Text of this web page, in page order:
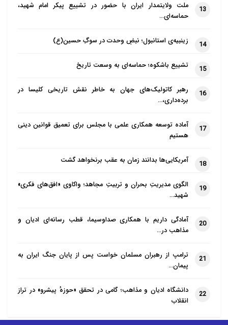
13
ملت ولایتمدار ایران با حضور در تشییع پیکر امام شهید،
حماسه‌ای…
14 زینبیه‌ی استانبول؛ نبضِ وحدت در سوگِ حسین(ع)
15 تشییع باشکوه؛ حماسه‌ای به وسعت تاریخ
16
رهبر کاتولیک‌های جهان به خاطر نقش تاریخی کلیسا در
برده‌داری،…
17
آماده توسعه همکاری علمی با مجلس برای تعمیق قوانین دینی
هستیم
18 آمریکایی‌ها بدانند زمان به عقب برنخواهد گشت
19
الگوی مدیریتِ بحران و تربیتِ مجاهد؛ واکاوی «افق‌های فکری»
شهید…
20
آمادگی داریم با همکاری صداوسیما، قطب رسانه‌ای ادیان و
مذاهب در…
21
ترامپ از رهبران مسلمان خواست پس از پایان جنگ ایران به
پیمان…
22
دانشگاه ادیان و مذاهب؛ گامی در تحقق «حوزهٔ پیشرو» در تراز
انقلاب